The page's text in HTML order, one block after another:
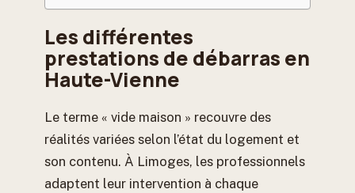
Les différentes
prestations de débarras en
Haute-Vienne
Le terme « vide maison » recouvre des
réalités variées selon l’état du logement et
son contenu. À Limoges, les professionnels
adaptent leur intervention à chaque